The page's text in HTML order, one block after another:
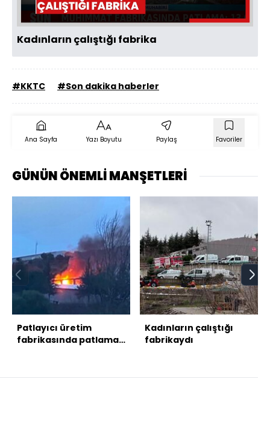
Kadınların çalıştığı fabrika
#KKTC #Son dakika haberler
Ana Sayfa Yazı Boyutu Paylaş Favoriler
GÜNÜN ÖNEMLİ MANŞETLERİ
Patlayıcı üretim
fabrikasında patlama!
Kadınların çalıştığı
fabrikaydı